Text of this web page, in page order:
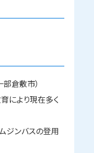
倉敷市）
により現在多く
ジンバスの登用